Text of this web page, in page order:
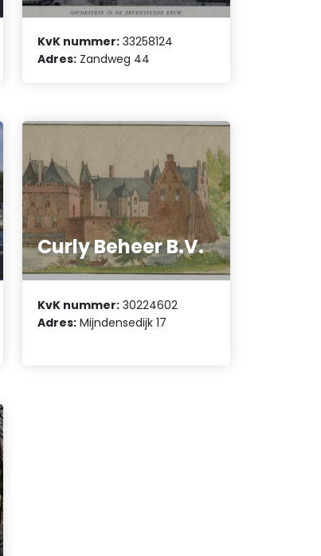
KvK nummer: 33258124
Adres: Zandweg 44
Curly Beheer B.V.
KvK nummer: 30224602
Adres: Mijndensedijk 17